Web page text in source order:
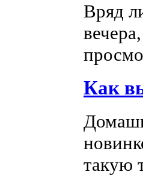
Вряд
Как
такую